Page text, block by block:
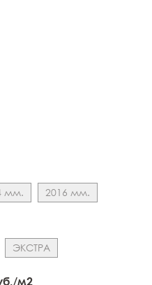
мм. 2016 мм.
ЭКСТРА
м2